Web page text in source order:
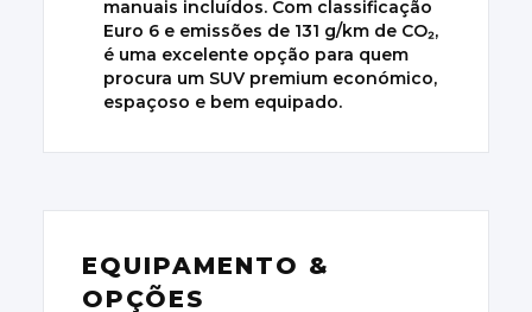
manuais incluídos. Com classificação
Euro 6 e emissões de 131 g/km de CO₂,
é uma excelente opção para quem
procura um SUV premium económico,
espaçoso e bem equipado.
EQUIPAMENTO &
OPÇÕES